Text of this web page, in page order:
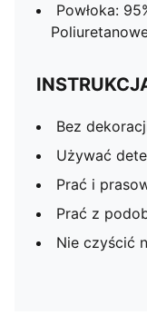
Powłoka:
Bez
Używać
Prać i
Prać z
Nie czyścić